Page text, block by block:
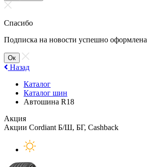
Спасибо
Подписка на новости успешно оформлена
Ок
Назад
Каталог
Каталог шин
Автошина R18
Акция
Акции Cordiant Б/Ш, БГ, Cashback